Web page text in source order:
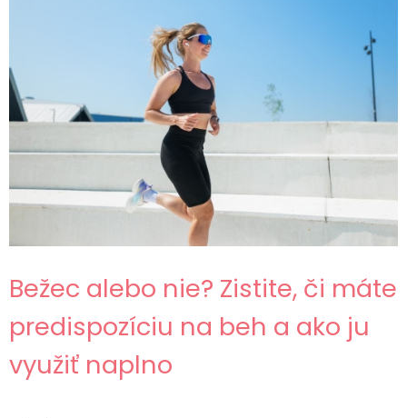
Bežec alebo nie? Zistite, či máte
predispozíciu na beh a ako ju
využiť naplno